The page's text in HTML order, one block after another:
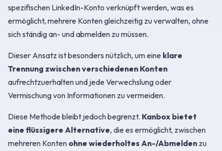
spezifischen LinkedIn-Konto verknüpft werden, was es
ermöglicht, mehrere Konten gleichzeitig zu verwalten, ohne
sich ständig an- und abmelden zu müssen.
Dieser Ansatz ist besonders nützlich, um eine klare
Trennung zwischen verschiedenen Konten
aufrechtzuerhalten und jede Verwechslung oder
Vermischung von Informationen zu vermeiden.
Diese Methode bleibt jedoch begrenzt. Kanbox bietet
eine flüssigere Alternative, die es ermöglicht, zwischen
mehreren Konten ohne wiederholtes An-/Abmelden zu